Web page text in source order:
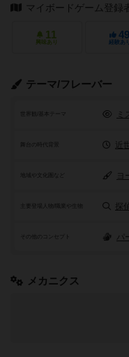
マイボードゲーム登録
11
興味あり
49
経験あり
テーマ/フレーバー
世界観/基本テーマ ミ
舞台の時代背景 近
地域や文化圏など
探
その他のコンセプト パ
メカニクス